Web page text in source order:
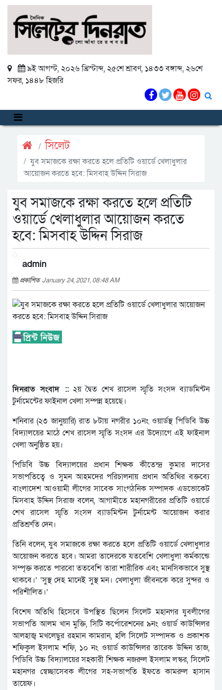
৯ই আগস্ট, ২০২৬ খ্রিস্টাব্দ, ২৫শে শ্রাবণ, ১৪৩৩ বঙ্গাব্দ, ২৬শে
সফর, ১৪৪৮ হিজরি
সিলেট
যুব সমাজকে রক্ষা করতে হলে প্রতিটি ওয়ার্ডে খেলাধুলার
আয়োজন করতে হবে: মিসবাহ উদ্দিন সিরাজ
যুব সমাজকে রক্ষা করতে হলে প্রতিটি
ওয়ার্ডে খেলাধুলার আয়োজন করতে
হবে: মিসবাহ উদ্দিন সিরাজ
admin
প্রকাশিতJanuary 24, 2021, 08:48 AM
দিনরাত সংবাদ ::২য় দ্বৈত শেখ রাসেল স্মৃতি সংসদ ব্যাডমিন্টন
টুর্নামেন্টের ফাইনাল খেলা সম্পন্ন হয়েছে।
শনিবার (২৩ জানুয়ারি) রাত ৮টায় নগরীর ১০নং ওয়ার্ডস্থ পিডিবি উচ্চ
বিদ্যালয়ের মাঠে শেখ রাসেল স্মৃতি সংসদ এর উদ্যোগে এই ফাইনাল
খেলা অনুষ্ঠিত হয়।
পিডিবি উচ্চ বিদ্যালয়ের প্রধান শিক্ষক কীতেন্দ্র কুমার দাসের
সভাপতিত্বে ও সুমন আহমদের পরিচালনায় প্রধান অতিথির বক্তব্যে
বাংলাদেশ আওয়ামী লীগের সাবেক সাংগঠনিক সম্পাদক এডভোকেট
মিসবাহ উদ্দিন সিরাজ বলেন, আগামীতে মহানগরীরের প্রতিটি ওয়ার্ডে
শেখ রাসেল স্মৃতি সংসদ ব্যাডমিন্টন টুর্নামেন্ট আয়োজন করার
প্রতিশ্রুতি দেন।
তিনি বলেন, যুব সমাজকে রক্ষা করতে হলে প্রতিটি ওয়ার্ডে খেলাধুলার
আয়োজন করতে হবে। আমরা তাদেরকে যতবেশি খেলাধুলা কর্মকান্ডে
সম্পৃক্ত করতে পারবো ততবেশি তারা শারীরিক এবং মানসিকভাবে সুস্থ
থাকবে।’ ‘সুস্থ দেহ মানেই সুস্থ মন। খেলাধুলা জীবনকে করে সুন্দর ও
পরিশীলিত।’
বিশেষ অতিথি হিসেবে উপস্থিত ছিলেন সিলেট মহানগর যুবলীগের
সভাপতি আলম খান মুক্তি, সিটি কর্পোরেশনের ৯নং ওয়ার্ড কাউন্সিলর
আলহাজ্ব মখলেছুর রহমান কামরান, হলি সিলেট সম্পাদক ও প্রকাশক
শফিকুল ইসলাম শফি, ১০ নং ওয়ার্ড কাউন্সিলর তারেক উদ্দিন তাজ,
পিডিবি উচ্চ বিদ্যালয়ের সহকারী শিক্ষক নজরুল ইসলাম লস্কর, সিলেট
মহানগর স্বেচ্ছাসেবক লীগের সহ-সভাপতি ইফতে কামরুল হাসান
তায়েফ।